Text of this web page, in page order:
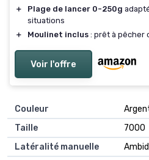
＋
Plage de lancer 0-250g
situations
＋
Moulinet inclus : prêt à pêcher
Voir l'offre
Couleur
Taille
‎7000
Latéralité manuelle